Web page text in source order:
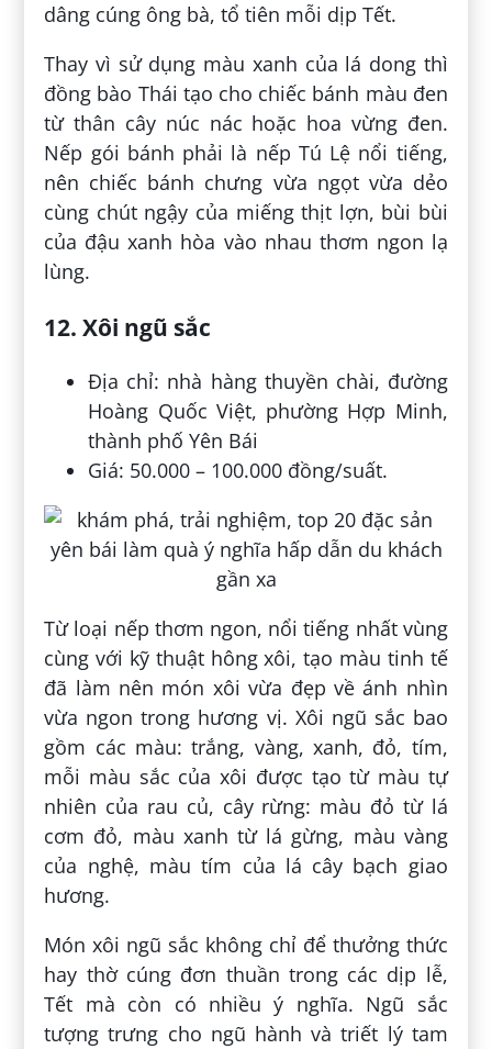
dâng cúng ông bà, tổ tiên mỗi dịp Tết.
Thay vì sử dụng màu xanh của lá dong thì
đồng bào Thái tạo cho chiếc bánh màu đen
từ thân cây núc nác hoặc hoa vừng đen.
Nếp gói bánh phải là nếp Tú Lệ nổi tiếng,
nên chiếc bánh chưng vừa ngọt vừa dẻo
cùng chút ngậy của miếng thịt lợn, bùi bùi
của đậu xanh hòa vào nhau thơm ngon lạ
lùng.
12. Xôi ngũ sắc
Địa chỉ: nhà hàng thuyền chài, đường
Hoàng Quốc Việt, phường Hợp Minh,
thành phố Yên Bái
Giá: 50.000 – 100.000 đồng/suất.
Từ loại nếp thơm ngon, nổi tiếng nhất vùng
cùng với kỹ thuật hông xôi, tạo màu tinh tế
đã làm nên món xôi vừa đẹp về ánh nhìn
vừa ngon trong hương vị. Xôi ngũ sắc bao
gồm các màu: trắng, vàng, xanh, đỏ, tím,
mỗi màu sắc của xôi được tạo từ màu tự
nhiên của rau củ, cây rừng: màu đỏ từ lá
cơm đỏ, màu xanh từ lá gừng, màu vàng
của nghệ, màu tím của lá cây bạch giao
hương.
Món xôi ngũ sắc không chỉ để thưởng thức
hay thờ cúng đơn thuần trong các dịp lễ,
Tết mà còn có nhiều ý nghĩa. Ngũ sắc
tượng trưng cho ngũ hành và triết lý tam